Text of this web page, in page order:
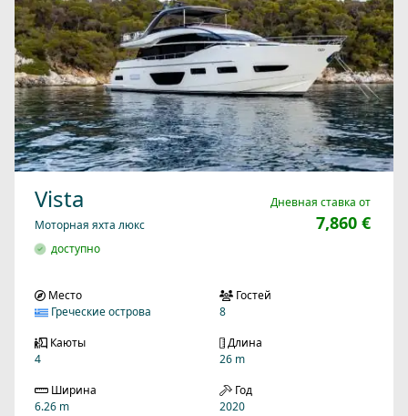
Vista
Моторная яхта люкс
доступно
Дневная ставка от
7,860 €
Место
Греческие острова
Гостей
8
Каюты
4
Длина
26 m
Ширина
6.26 m
Год
2020